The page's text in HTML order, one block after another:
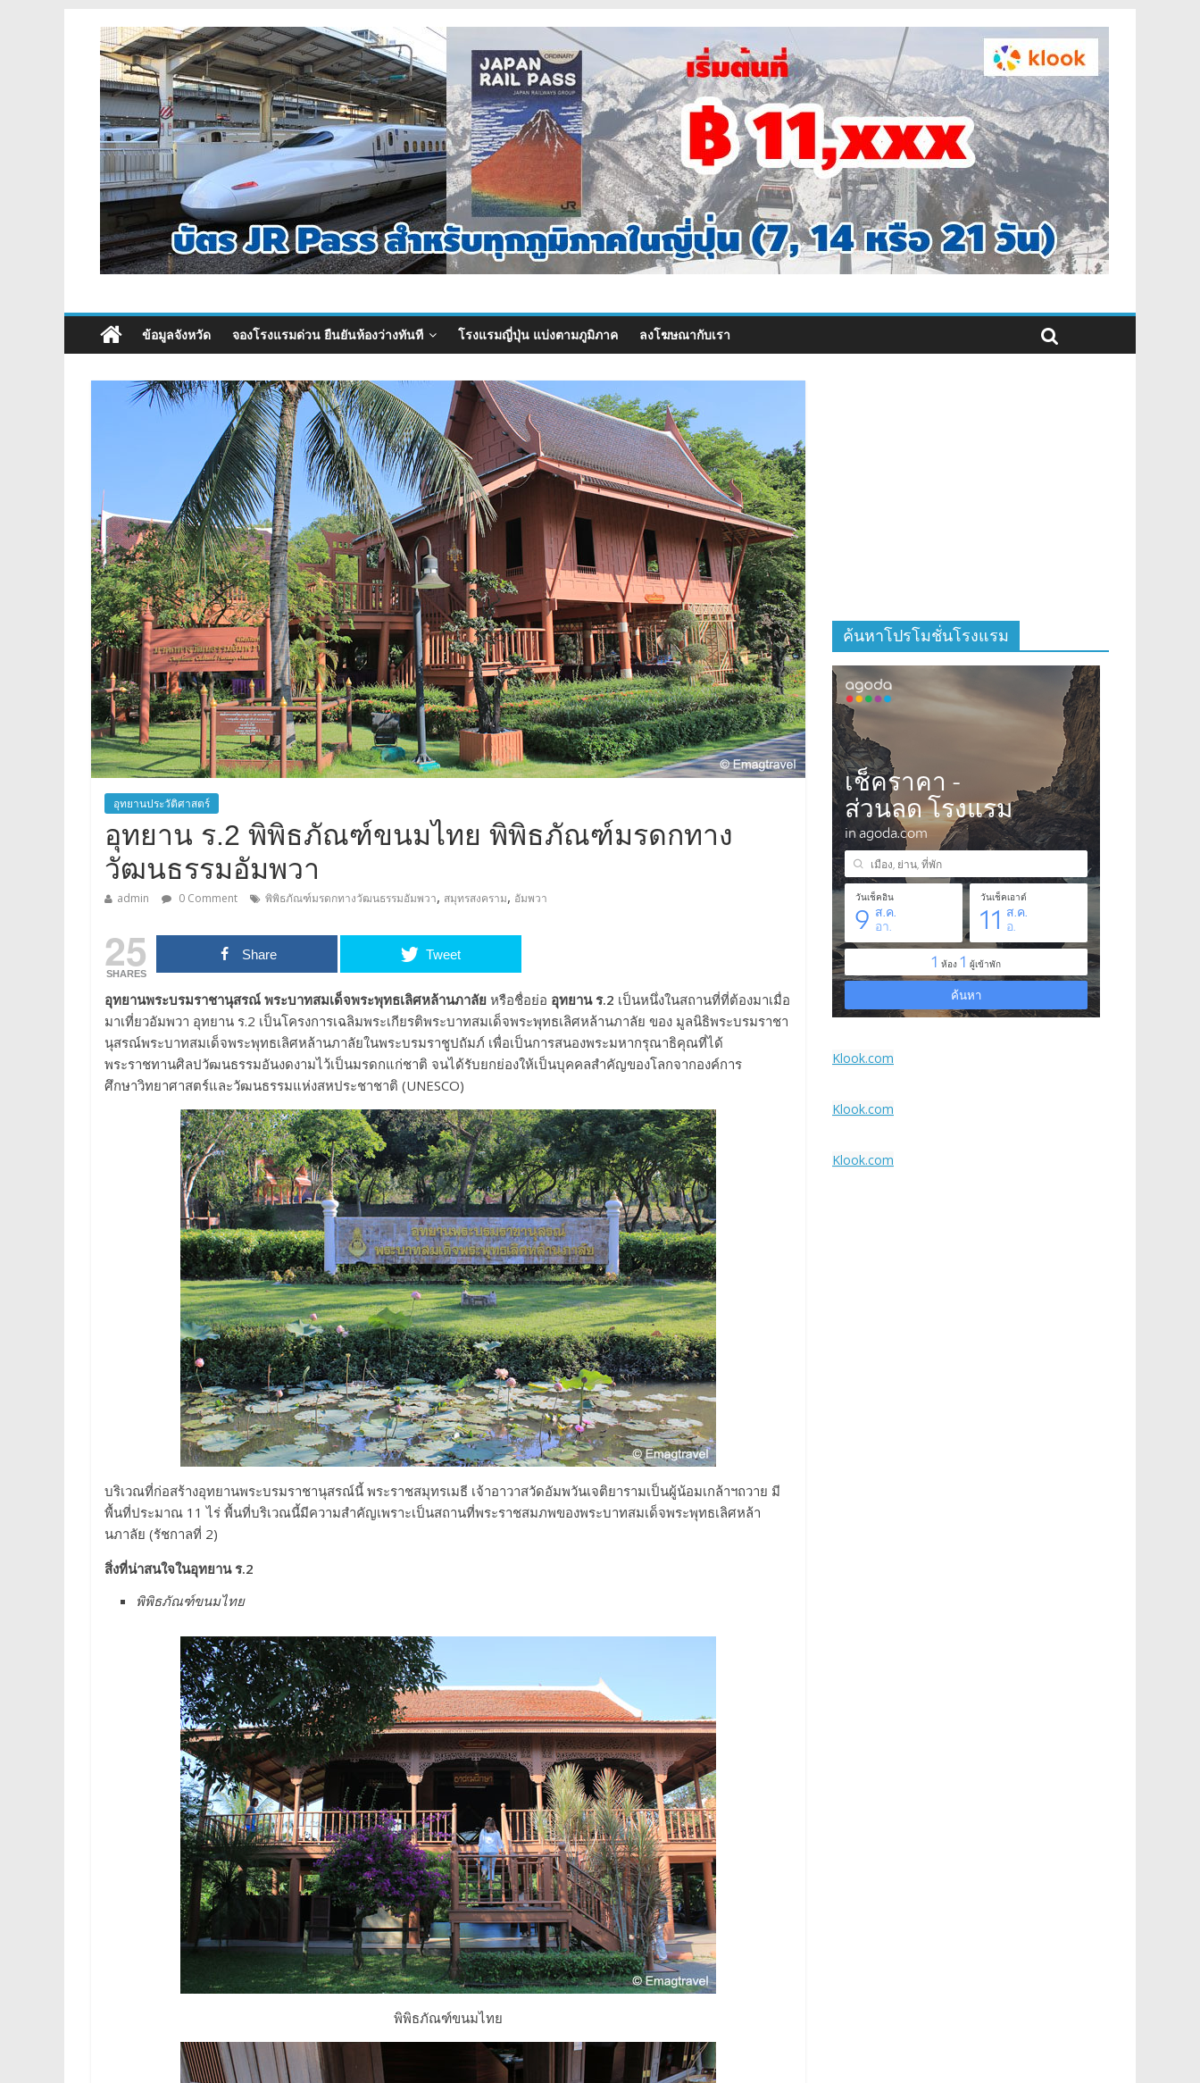
ข้อมูลจังหวัด จองโรงแรมด่วน ยืนยันห้องว่างทันที โรงแรมญี่ปุ่น แบ่งตามภูมิภาค ลงโฆษณากับเรา
อุทยานประวัติศาสตร์
อุทยาน ร.2 พิพิธภัณฑ์ขนมไทย พิพิธภัณฑ์มรดกทาง
วัฒนธรรมอัมพวา
admin 0 Comment พิพิธภัณฑ์มรดกทางวัฒนธรรมอัมพวา, สมุทรสงคราม, อัมพวา
25
SHARES
Share Tweet
อุทยานพระบรมราชานุสรณ์ พระบาทสมเด็จพระพุทธเลิศหล้านภาลัย หรือชื่อย่อ อุทยาน ร.2 เป็นหนึ่งในสถานที่ที่ต้องมาเมื่อ
มาเที่ยวอัมพวา อุทยาน ร.2 เป็นโครงการเฉลิมพระเกียรติพระบาทสมเด็จพระพุทธเลิศหล้านภาลัย ของ มูลนิธิพระบรมราชา
นุสรณ์พระบาทสมเด็จพระพุทธเลิศหล้านภาลัยในพระบรมราชูปถัมภ์ เพื่อเป็นการสนองพระมหากรุณาธิคุณที่ได้
พระราชทานศิลปวัฒนธรรมอันงดงามไว้เป็นมรดกแก่ชาติ จนได้รับยกย่องให้เป็นบุคคลสำคัญของโลกจากองค์การ
ศึกษาวิทยาศาสตร์และวัฒนธรรมแห่งสหประชาชาติ (UNESCO)
บริเวณที่ก่อสร้างอุทยานพระบรมราชานุสรณ์นี้ พระราชสมุทรเมธี เจ้าอาวาสวัดอัมพวันเจติยารามเป็นผู้น้อมเกล้าฯถวาย มี
พื้นที่ประมาณ 11 ไร่ พื้นที่บริเวณนี้มีความสำคัญเพราะเป็นสถานที่พระราชสมภพของพระบาทสมเด็จพระพุทธเลิศหล้า
นภาลัย (รัชกาลที่ 2)
สิ่งที่น่าสนใจในอุทยาน ร.2
พิพิธภัณฑ์ขนมไทย
พิพิธภัณฑ์ขนมไทย
ค้นหาโปรโมชั่นโรงแรม
Klook.com
Klook.com
Klook.com